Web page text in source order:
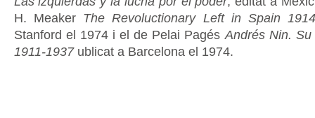
H. Meaker The Revoluctionary Left in Spain
Stanford el 1974 i el de Pelai Pagés Andrés Nin.
1911-1937 ublicat a Barcelona el 1974.